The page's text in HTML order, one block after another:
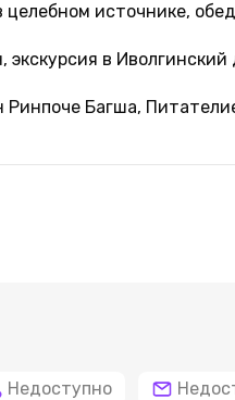
источнике,
экскурсия в Иволгинский
Багша,
Недоступно